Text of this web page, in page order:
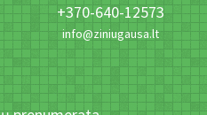
+370-640-12573
info@ziniugausa.lt